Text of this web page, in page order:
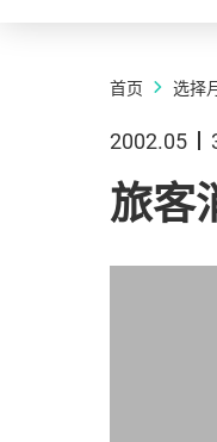
首页 选择
2002.05
旅客